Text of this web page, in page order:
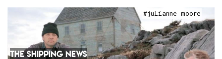
#julianne moore
THE SHIPPING NEWS